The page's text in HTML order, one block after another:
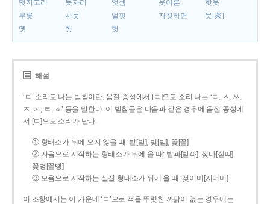
덧저고리 돗자리 엇셈 웃어른
핫옷
무릇
사뭇 얼핏 자칫하면
뭇[衆]
옛
첫 헛
해설
‘ㄷ’ 소리로 나는 받침이란, 음절 종성에서 [ㄷ]으로 소리 나는 ‘ㄷ, ㅅ, ㅆ,
ㅈ, ㅊ, ㅌ, ㅎ’ 등을 말한다. 이 받침들은 다음과 같은 경우에 음절 종성에
서 [ㄷ]으로 소리가 난다.
① 형태소가 뒤에 오지 않을 때: 밭[받], 빚[빋], 꽃[꼳]
② 자음으로 시작하는 형태소가 뒤에 올 때: 밭과[받꽈], 젖다[젇따],
꽃병[꼳뼝]
③ 모음으로 시작하는 실질 형태소가 뒤에 올 때: 젖어미[저더미]
이 조항에서는 이 가운데 ‘ㄷ’으로 적을 뚜렷한 까닭이 없는 경우에는